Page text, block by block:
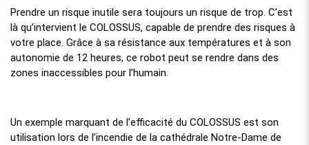
Prendre un risque inutile sera toujours un risque de trop. C’est
là qu’intervient le COLOSSUS, capable de prendre des risques à
votre place. Grâce à sa résistance aux températures et à son
autonomie de 12 heures, ce robot peut se rendre dans des
zones inaccessibles pour l’humain.
Un exemple marquant de l’efficacité du COLOSSUS est son
utilisation lors de l’incendie de la cathédrale Notre-Dame de